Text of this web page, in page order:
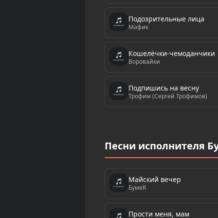
Подозрительные лица
Мафик
Кошелёчки-чемоданчики
Воровайки
Подпишись на весну
Трофим (Сергей Трофимов)
Песни исполнителя
Майский вечер
БумеR
Прости меня, мам